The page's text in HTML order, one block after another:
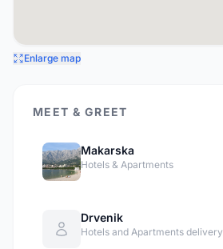
Enlarge map
MEET & GREET
Makarska
Hotels & Apartments
Drvenik
Hotels and Apartments delivery